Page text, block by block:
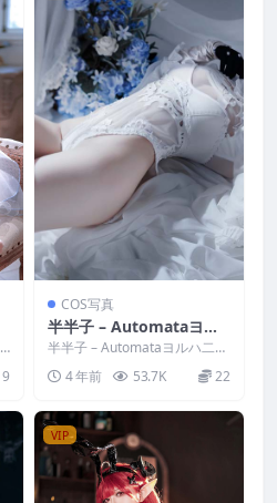
9
COS写真
半半子 – Automataヨル
ハ二号B型 白いドレス
半半子 – Automataヨルハ二号
B型 白いドレス 写真分类：唯
美，参与模特...
4 年前 53.7K 22
VIP